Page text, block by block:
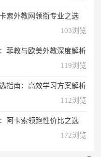
索外教网领衔专业之选
103浏览
菲教与欧美外教深度解析
119浏览
指南：高效学习方案解析
112浏览
阿卡索领跑性价比之选
172浏览